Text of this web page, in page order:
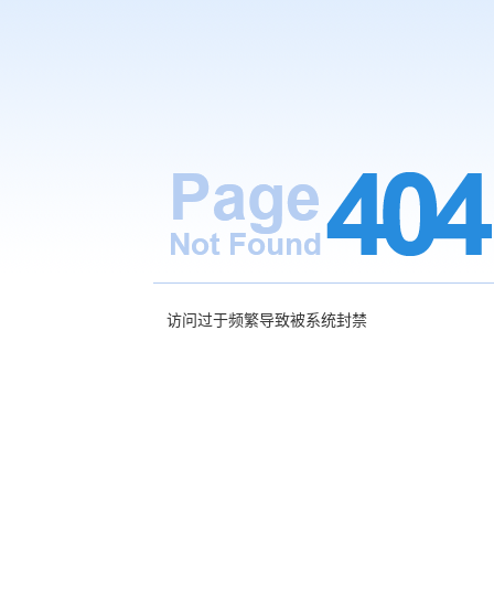
访问过于频繁导致被系统封禁